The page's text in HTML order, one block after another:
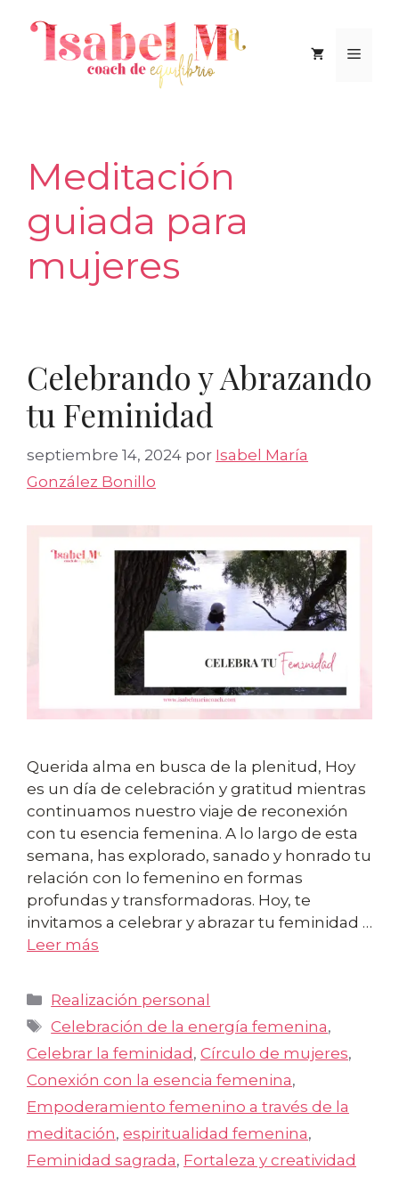
contenido
Menú
Meditación
guiada para
mujeres
Celebrando y Abrazando
tu Feminidad
septiembre 14, 2024 por Isabel María
González Bonillo
Querida alma en busca de la plenitud, Hoy
es un día de celebración y gratitud mientras
continuamos nuestro viaje de reconexión
con tu esencia femenina. A lo largo de esta
semana, has explorado, sanado y honrado tu
relación con lo femenino en formas
profundas y transformadoras. Hoy, te
invitamos a celebrar y abrazar tu feminidad …
Leer más
Categorías
Realización personal
Etiquetas
Celebración de la energía femenina,
Celebrar la feminidad , Círculo de mujeres,
Conexión con la esencia femenina,
Empoderamiento femenino a través de la
meditación, espiritualidad femenina,
Feminidad sagrada, Fortaleza y creatividad